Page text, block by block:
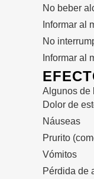
No beber
Informar al
No
Informar al
Algunos de
Dolor de
Náuseas
Prurito
Vómitos
Pérdida de